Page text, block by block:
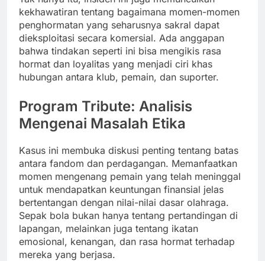
kekhawatiran tentang bagaimana momen-momen
penghormatan yang seharusnya sakral dapat
dieksploitasi secara komersial. Ada anggapan
bahwa tindakan seperti ini bisa mengikis rasa
hormat dan loyalitas yang menjadi ciri khas
hubungan antara klub, pemain, dan suporter.
Program Tribute: Analisis
Mengenai Masalah Etika
Kasus ini membuka diskusi penting tentang batas
antara fandom dan perdagangan. Memanfaatkan
momen mengenang pemain yang telah meninggal
untuk mendapatkan keuntungan finansial jelas
bertentangan dengan nilai-nilai dasar olahraga.
Sepak bola bukan hanya tentang pertandingan di
lapangan, melainkan juga tentang ikatan
emosional, kenangan, dan rasa hormat terhadap
mereka yang berjasa.